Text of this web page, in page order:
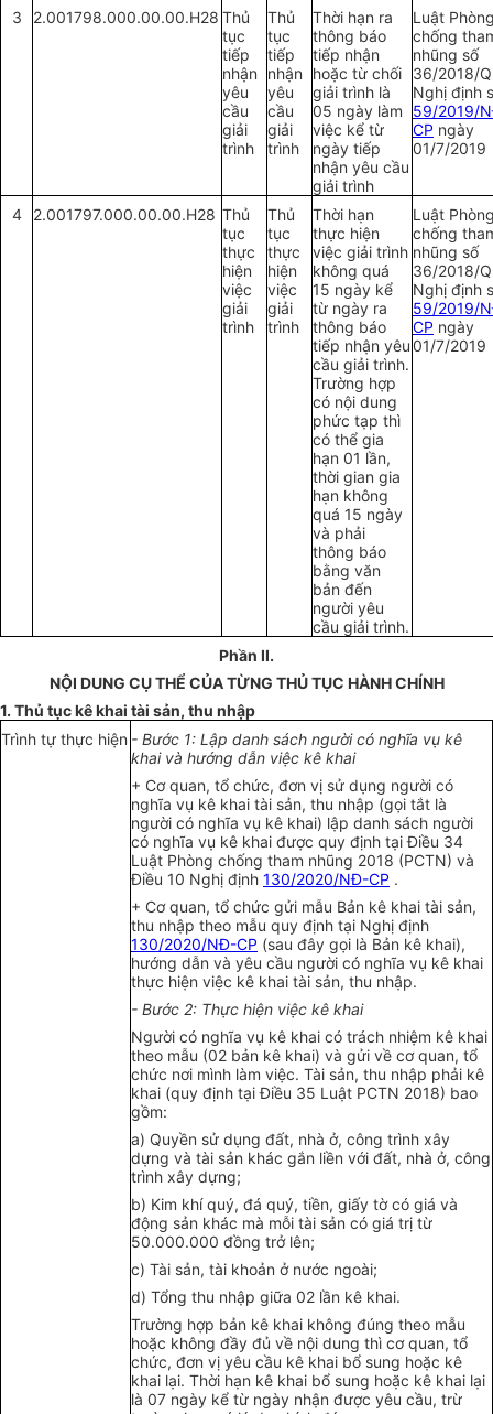
3 2.001798.000.00.00.H28 Thủ
tục
tiếp
nhận
yêu
cầu
giải
trình
Thủ
tục
tiếp
nhận
yêu
cầu
giải
trình
Thời hạn ra
thông báo
tiếp nhận
hoặc từ chối
giải trình là
05 ngày làm
việc kể từ
ngày tiếp
nhận yêu cầu
giải trình
Luật
chống
nhũng số
36/2018/
Nghị định
59/2019/
CP ngày
01/7/2019
4 2.001797.000.00.00.H28 Thủ
tục
thực
hiện
việc
giải
trình
Thủ
tục
thực
hiện
việc
giải
trình
Thời hạn
thực hiện
việc giải trình
không quá
15 ngày kể
từ ngày ra
thông báo
tiếp nhận yêu
cầu giải trình.
Trường hợp
có nội dung
phức tạp thì
có thể gia
hạn 01 lần,
thời gian gia
hạn không
quá 15 ngày
và phải
thông báo
bằng văn
bản đến
người yêu
cầu giải trình.
Luật
chống
nhũng số
36/2018/
Nghị định
59/2019/
CP ngày
01/7/2019
Phần II.
NỘI DUNG CỤ THỂ CỦA TỪNG THỦ TỤC HÀNH CHÍNH
1. Thủ tục kê khai tài sản, thu nhập
Trình tự thực hiện - Bước 1: Lập danh sách người có nghĩa vụ kê
khai và hướng dẫn việc kê khai
+ Cơ quan, tổ chức, đơn vị sử dụng người có
nghĩa vụ kê khai tài sản, thu nhập (gọi tắt là
người có nghĩa vụ kê khai) lập danh sách người
có nghĩa vụ kê khai được quy định tại Điều 34
Luật Phòng chống tham nhũng 2018 (PCTN) và
Điều 10 Nghị định 130/2020/NĐ-CP .
+ Cơ quan, tổ chức gửi mẫu Bản kê khai tài sản,
thu nhập theo mẫu quy định tại Nghị định
130/2020/NĐ-CP (sau đây gọi là Bản kê khai),
hướng dẫn và yêu cầu người có nghĩa vụ kê khai
thực hiện việc kê khai tài sản, thu nhập.
- Bước 2: Thực hiện việc kê khai
Người có nghĩa vụ kê khai có trách nhiệm kê khai
theo mẫu (02 bản kê khai) và gửi về cơ quan, tổ
chức nơi mình làm việc. Tài sản, thu nhập phải kê
khai (quy định tại Điều 35 Luật PCTN 2018) bao
gồm:
a) Quyền sử dụng đất, nhà ở, công trình xây
dựng và tài sản khác gắn liền với đất, nhà ở, công
trình xây dựng;
b) Kim khí quý, đá quý, tiền, giấy tờ có giá và
động sản khác mà mỗi tài sản có giá trị từ
50.000.000 đồng trở lên;
c) Tài sản, tài khoản ở nước ngoài;
d) Tổng thu nhập giữa 02 lần kê khai.
Trường hợp bản kê khai không đúng theo mẫu
hoặc không đầy đủ về nội dung thì cơ quan, tổ
chức, đơn vị yêu cầu kê khai bổ sung hoặc kê
khai lại. Thời hạn kê khai bổ sung hoặc kê khai lại
là 07 ngày kể từ ngày nhận được yêu cầu, trừ